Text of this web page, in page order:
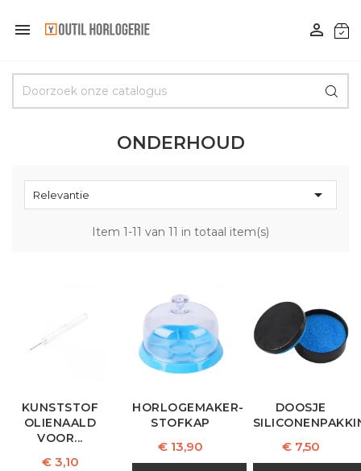
 
ONDERHOUD
Relevantie 
Item 1-11 van 11 in totaal item(s)
KUNSTSTOF
OLIENAALD
VOOR...
Prijs
€ 3,10
HORLOGEMAKER-
STOFKAP
Prijs
€ 13,90
DOOSJE
Prijs
€ 7,50